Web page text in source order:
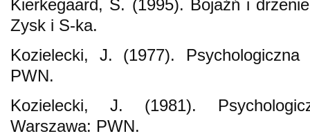
Kierkegaard, S. (1995). Bojaźń i
Zysk i S-ka.
Kozielecki, J. (1977).
PWN.
Kozielecki, J. (1981).
Warszawa: PWN.